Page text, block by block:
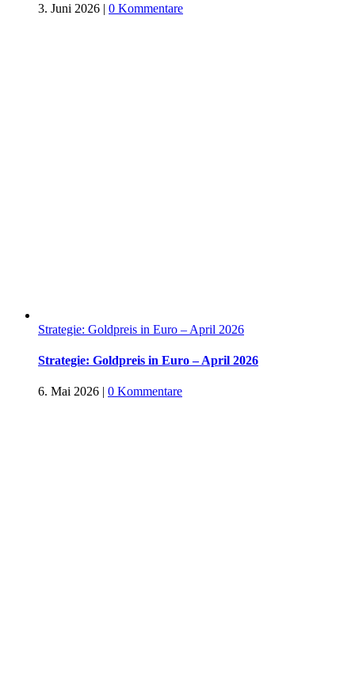
3. Juni 2026 | 0 Kommentare
Strategie: Goldpreis in Euro – April 2026
Strategie: Goldpreis in Euro – April 2026
6. Mai 2026 | 0 Kommentare